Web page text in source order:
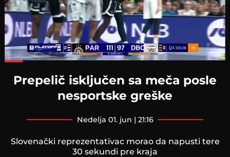
Prepelič isključen sa meča posle
nesportske greške
nedelja 01. jun | 21:16
Slovenački reprezentativac morao da napusti tere
30 sekundi pre kraja